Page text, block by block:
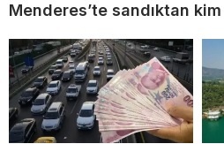
Menderes’te sandıktan